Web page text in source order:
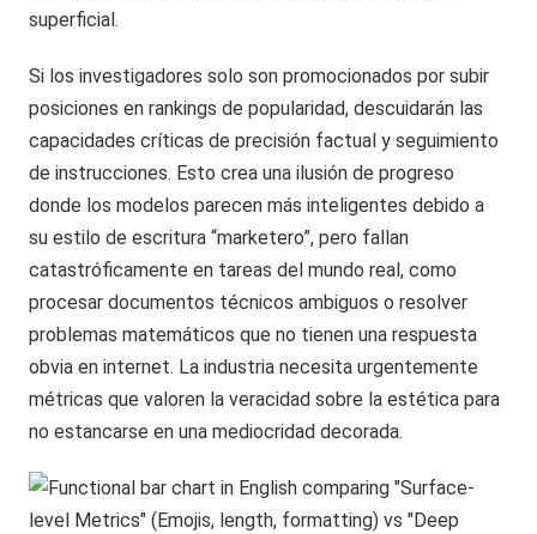
superficial.
Si los investigadores solo son promocionados por subir
posiciones en rankings de popularidad, descuidarán las
capacidades críticas de precisión factual y seguimiento
de instrucciones. Esto crea una ilusión de progreso
donde los modelos parecen más inteligentes debido a
su estilo de escritura “marketero”, pero fallan
catastróficamente en tareas del mundo real, como
procesar documentos técnicos ambiguos o resolver
problemas matemáticos que no tienen una respuesta
obvia en internet. La industria necesita urgentemente
métricas que valoren la veracidad sobre la estética para
no estancarse en una mediocridad decorada.